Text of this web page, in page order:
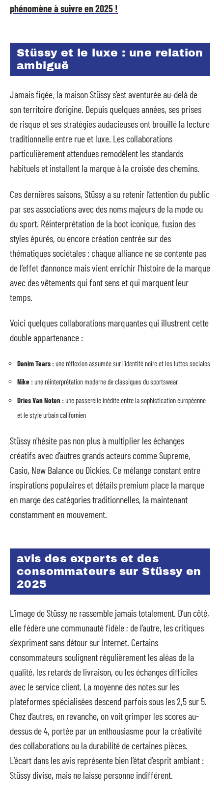
phénomène à suivre en 2025 !
Stüssy et le luxe : une relation
ambiguë
Jamais figée, la maison Stüssy s’est aventurée au-delà de
son territoire d’origine. Depuis quelques années, ses prises
de risque et ses stratégies audacieuses ont brouillé la lecture
traditionnelle entre rue et luxe. Les collaborations
particulièrement attendues remodèlent les standards
habituels et installent la marque à la croisée des chemins.
Ces dernières saisons, Stüssy a su retenir l’attention du public
par ses associations avec des noms majeurs de la mode ou
du sport. Réinterprétation de la boot iconique, fusion des
styles épurés, ou encore création centrée sur des
thématiques sociétales : chaque alliance ne se contente pas
de l’effet d’annonce mais vient enrichir l’histoire de la marque
avec des vêtements qui font sens et qui marquent leur
temps.
Voici quelques collaborations marquantes qui illustrent cette
double appartenance :
Denim Tears :une réflexion assumée sur l’identité noire et les luttes sociales
Nike :une réinterprétation moderne de classiques du sportswear
Dries Van Noten :une passerelle inédite entre la sophistication européenne
et le style urbain californien
Stüssy n’hésite pas non plus à multiplier les échanges
créatifs avec d’autres grands acteurs comme Supreme,
Casio, New Balance ou Dickies. Ce mélange constant entre
inspirations populaires et détails premium place la marque
en marge des catégories traditionnelles, la maintenant
constamment en mouvement.
avis des experts et des
consommateurs sur Stüssy en
2025
L’image de Stüssy ne rassemble jamais totalement. D’un côté,
elle fédère une communauté fidèle ; de l’autre, les critiques
s’expriment sans détour sur Internet. Certains
consommateurs soulignent régulièrement les aléas de la
qualité, les retards de livraison, ou les échanges difficiles
avec le service client. La moyenne des notes sur les
plateformes spécialisées descend parfois sous les 2,5 sur 5.
Chez d’autres, en revanche, on voit grimper les scores au-
dessus de 4, portée par un enthousiasme pour la créativité
des collaborations ou la durabilité de certaines pièces.
L’écart dans les avis représente bien l’état d’esprit ambiant :
Stüssy divise, mais ne laisse personne indifférent.